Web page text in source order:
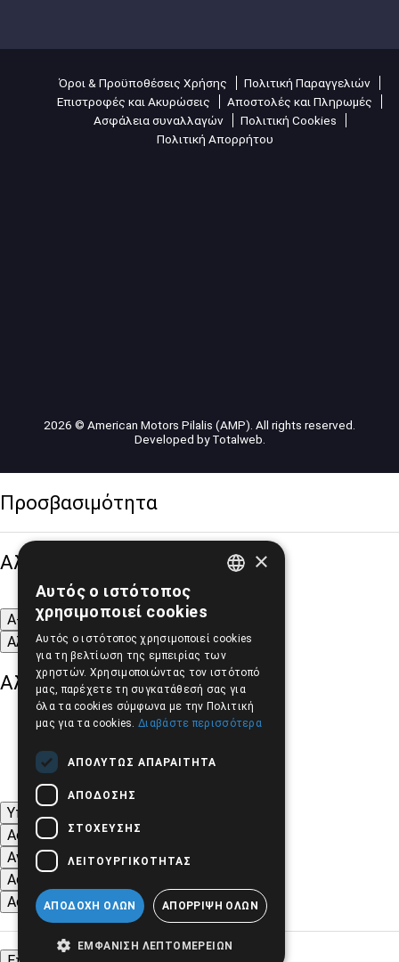
Όροι & Προϋποθέσεις Χρήσης
Πολιτική Παραγγελιών
Επιστροφές και Ακυρώσεις
Αποστολές και Πληρωμές
Ασφάλεια συναλλαγών
Πολιτική Cookies
Πολιτική Απορρήτου
2026 © American Motors Pilalis (AMP). All rights reserved.
Developed byTotalweb
Προσβασιμότητα
Αλλαγή Μεγέθους
A- A+
A
Αλλαγή Γραμματοσειράς
Αλλαγή Χρώματος
Υπογράμμιση συνδέσμων
Ασπρόμαυρες Εικόνες
Αντίθεση Χρωμάτων και Εικόνων
Αφαίρεση κινούμενων εικόνων
Αφαίρεση Στυλ
×
Αυτός ο ιστότοπος
χρησιμοποιεί cookies
Αυτός ο ιστότοπος χρησιμοποιεί cookies
για τη βελτίωση της εμπειρίας των
χρηστών. Χρησιμοποιώντας τον ιστότοπό
μας, παρέχετε τη συγκατάθεσή σας για
όλα τα cookies σύμφωνα με την Πολιτική
μας για τα cookies. Διαβάστε περισσότερα
ΑΠΟΛΎΤΩΣ ΑΠΑΡΑΊΤΗΤΑ
ΑΠΌΔΟΣΗΣ
ΣΤΌΧΕΥΣΗΣ
ΛΕΙΤΟΥΡΓΙΚΌΤΗΤΑΣ
ΑΠΟΔΟΧΉ ΌΛΩΝ ΑΠΌΡΡΙΨΗ ΌΛΩΝ
ΕΜΦΆΝΙΣΗ ΛΕΠΤΟΜΕΡΕΙΏΝ